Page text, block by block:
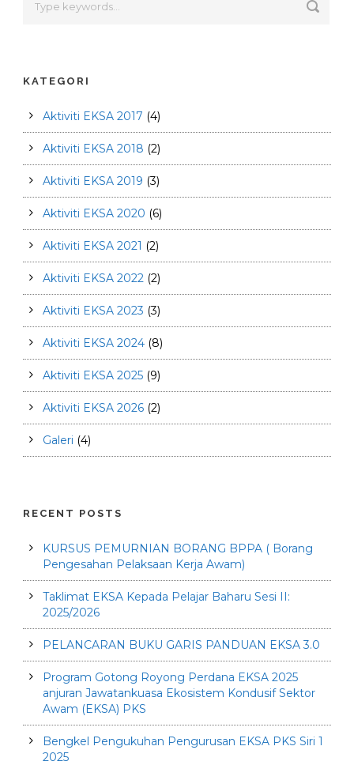
KATEGORI
Aktiviti EKSA 2017 (4)
Aktiviti EKSA 2018 (2)
Aktiviti EKSA 2019 (3)
Aktiviti EKSA 2020 (6)
Aktiviti EKSA 2021 (2)
Aktiviti EKSA 2022 (2)
Aktiviti EKSA 2023 (3)
Aktiviti EKSA 2024 (8)
Aktiviti EKSA 2025 (9)
Aktiviti EKSA 2026 (2)
Galeri (4)
RECENT POSTS
KURSUS PEMURNIAN BORANG BPPA ( Borang
Pengesahan Pelaksaan Kerja Awam)
Taklimat EKSA Kepada Pelajar Baharu Sesi II:
2025/2026
PELANCARAN BUKU GARIS PANDUAN EKSA 3.0
Program Gotong Royong Perdana EKSA 2025
anjuran Jawatankuasa Ekosistem Kondusif Sektor
Awam (EKSA) PKS
Bengkel Pengukuhan Pengurusan EKSA PKS Siri 1
2025